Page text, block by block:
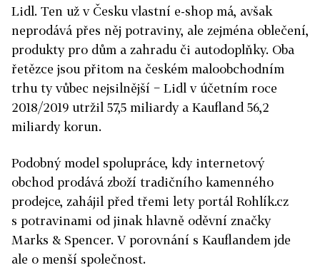
Lidl. Ten už v Česku vlastní e-shop má, avšak
neprodává přes něj potraviny, ale zejména oblečení,
produkty pro dům a zahradu či autodoplňky. Oba
řetězce jsou přitom na českém maloobchodním
trhu ty vůbec nejsilnější − Lidl v účetním roce
2018/2019 utržil 57,5 miliardy a Kaufland 56,2
miliardy korun.
Podobný model spolupráce, kdy internetový
obchod prodává zboží tradičního kamenného
prodejce, zahájil před třemi lety portál Rohlík.cz
s potravinami od jinak hlavně oděvní značky
Marks & Spencer. V porovnání s Kauflandem jde
ale o menší společnost.